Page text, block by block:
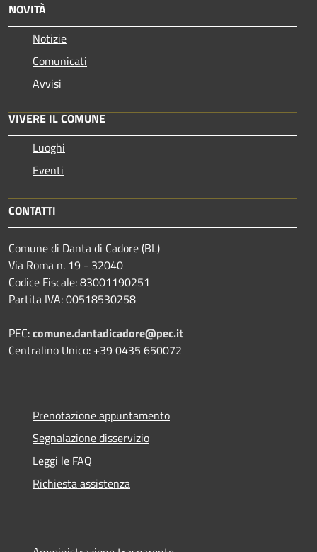
NOVITÀ
Notizie
Comunicati
Avvisi
VIVERE IL COMUNE
Luoghi
Eventi
CONTATTI
Comune di Danta di Cadore (BL)
Via Roma n. 19 - 32040
Codice Fiscale: 83001190251
Partita IVA: 00518530258
PEC:comune.dantadicadore@pec.it
Centralino Unico: +39 0435 650072
Prenotazione appuntamento
Segnalazione disservizio
Leggi le FAQ
Richiesta assistenza